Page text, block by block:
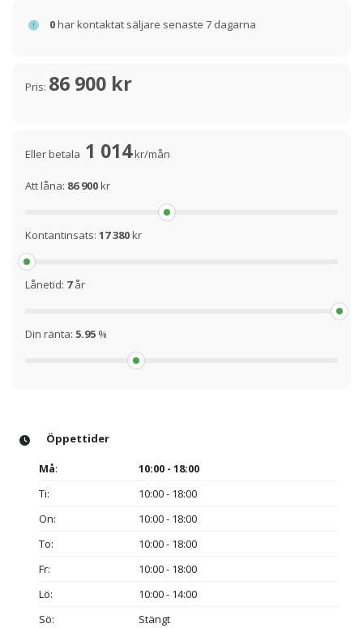
0har kontaktat säljare senaste 7 dagarna
Pris: 86 900 kr
Eller betala 1 014kr/mån
Att låna: 86 900kr
Kontantinsats: 17 380kr
Lånetid: 7år
Din ränta: 5.95 %
Öppettider
Må:
10:00 - 18:00
Ti:
10:00 - 18:00
On:
10:00 - 18:00
To:
10:00 - 18:00
Fr:
10:00 - 18:00
Lö:
10:00 - 14:00
Sö:
Stängt